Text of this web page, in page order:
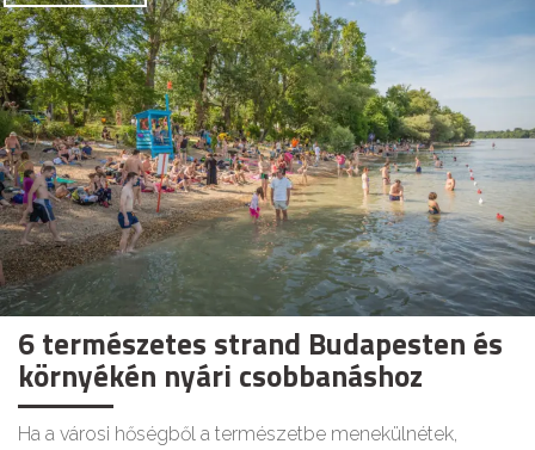
6 természetes strand Budapesten és
környékén nyári csobbanáshoz
Ha a városi hőségből a természetbe menekülnétek,